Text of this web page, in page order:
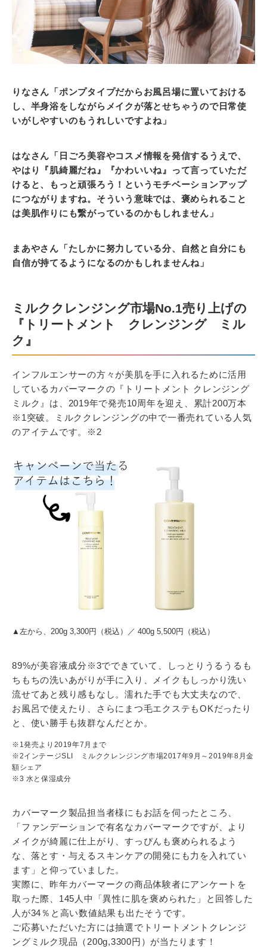
りなさん「ポンプタイプだからお風呂場に置いておける
し、半身浴をしながらメイクが落とせちゃうので日常使
いがしやすいのもうれしいですよね」
はなさん「日ごろ美容やコスメ情報を発信するうえで、
やはり『肌綺麗だね』『かわいいね』って言っていただ
けると、もっと頑張ろう！というモチベーションアップ
につながりますね。そういう意味では、褒められること
は美肌作りにも繋がっているのかもしれません」
まあやさん「たしかに努力している分、自然と自分にも
自信が持てるようになるのかもしれませんね」
ミルククレンジング市場No.1売り上げの
『トリートメント クレンジング ミル
ク』
インフルエンサーの方々が美肌を手に入れるために活用
しているカバーマークの『トリートメント クレンジング
ミルク』は、2019年で発売10周年を迎え、累計200万本
※1突破。ミルククレンジングの中で一番売れている人気
のアイテムです。※2
▲左から、200g 3,300円（税込）／ 400g 5,500円（税込）
89%が美容液成分※3でできていて、しっとりうるうるも
ちもちの洗いあがりが手に入り、メイクもしっかり洗い
流せてあと残り感もなし。濡れた手でも大丈夫なので、
お風呂で使えたり、さらにまつ毛エクステもOKだったり
と、使い勝手も抜群なんだとか。
※1発売より2019年7月まで
※2インテージSLI ミルククレンジング市場2017年9月～2019年8月金
額シェア
※3 水と保湿成分
カバーマーク製品担当者様にもお話を伺ったところ、
「ファンデーションで有名なカバーマークですが、より
メイクが綺麗に仕上がり、すっぴんも褒められるよう
な、落とす・与えるスキンケアの開発にも力を入れてい
ます」と仰っていました。
実際に、昨年カバーマークの商品体験者にアンケートを
取った際、145人中「異性に肌を褒められた」と回答した
人が34％と高い数値結果も出たそうです。
ご応募いただいた方には抽選でトリートメントクレンジ
ングミルク現品（200g,3300円）が当たります！